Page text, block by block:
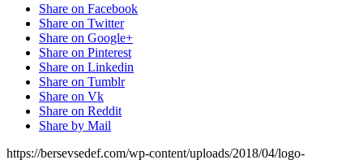
Share on Facebook
Share on Twitter
Share on Google+
Share on Pinterest
Share on Linkedin
Share on Tumblr
Share on Vk
Share on Reddit
Share by Mail
https://bersevsedef.com/wp-content/uploads/2018/04/logo-